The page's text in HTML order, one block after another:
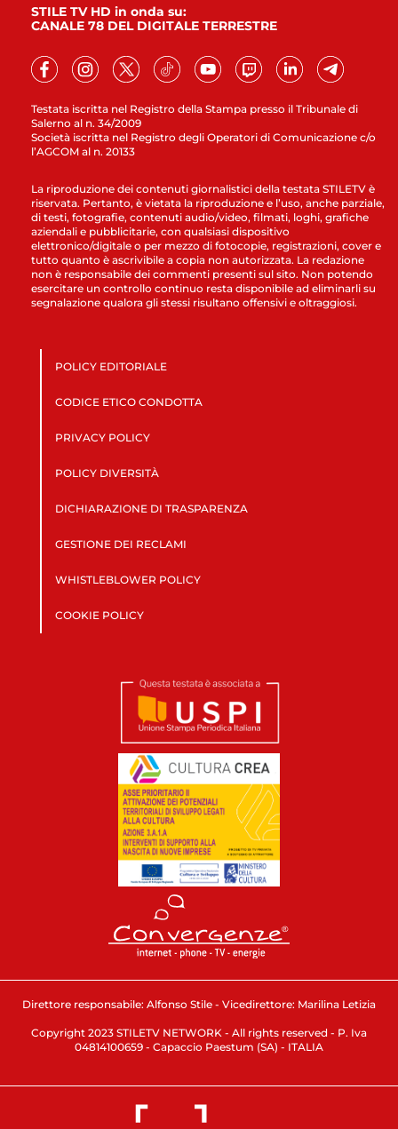
Testata iscritta nel Registro della Stampa presso il Tribunale di
Salerno al n. 34/2009
Società iscritta nel Registro degli Operatori di Comunicazione c/o
l’AGCOM al n. 20133
STILE TV HD in onda su:
CANALE 78 DEL DIGITALE TERRESTRE
La riproduzione dei contenuti giornalistici della testata STILETV è
riservata. Pertanto, è vietata la riproduzione e l’uso, anche parziale,
di testi, fotografie, contenuti audio/video, filmati, loghi, grafiche
aziendali e pubblicitarie, con qualsiasi dispositivo
elettronico/digitale o per mezzo di fotocopie, registrazioni, cover e
tutto quanto è ascrivibile a copia non autorizzata. La redazione
non è responsabile dei commenti presenti sul sito. Non potendo
esercitare un controllo continuo resta disponibile ad eliminarli su
segnalazione qualora gli stessi risultano offensivi e oltraggiosi.
POLICY EDITORIALE
CODICE ETICO CONDOTTA
PRIVACY POLICY
POLICY DIVERSITÀ
DICHIARAZIONE DI TRASPARENZA
GESTIONE DEI RECLAMI
WHISTLEBLOWER POLICY
COOKIE POLICY
Direttore responsabile: Alfonso Stile - Vicedirettore: Marilina Letizia
Copyright 2023 STILETV NETWORK - All rights reserved - P. Iva
04814100659 - Capaccio Paestum (SA) - ITALIA